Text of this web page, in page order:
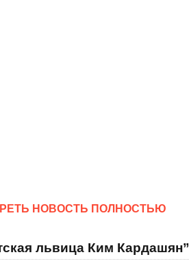
НОВОСТЬ ПОЛНОСТЬЮ
львица Ким Кардашян”